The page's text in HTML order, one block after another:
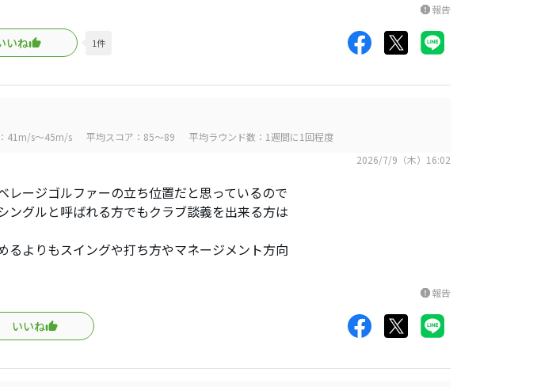
report報告
いね 1件
41m/s～45m/s 平均スコア：85～89
平均ラウンド数：1週間に1回程度
2026/7/9（木）16:02
レージゴルファーの立ち位置だと思っているので
ングルと呼ばれる方でもクラブ談義を出来る方は
るよりもスイングや打ち方やマネージメント方向
report報告
いいね